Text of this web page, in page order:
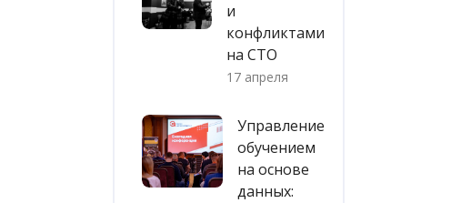
и
конфликтами
на СТО
17 апреля
Управление
обучением
на основе
данных: